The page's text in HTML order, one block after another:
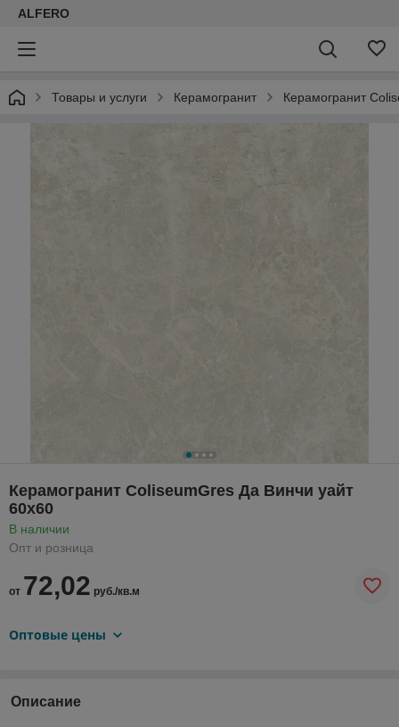
ALFERO
Товары и услуги Керамогранит Керамогранит
Керамогранит ColiseumGres Да Винчи уайт
60х60
В наличии
Опт и розница
от 72,02 руб./кв.м
Оптовые цены
Описание